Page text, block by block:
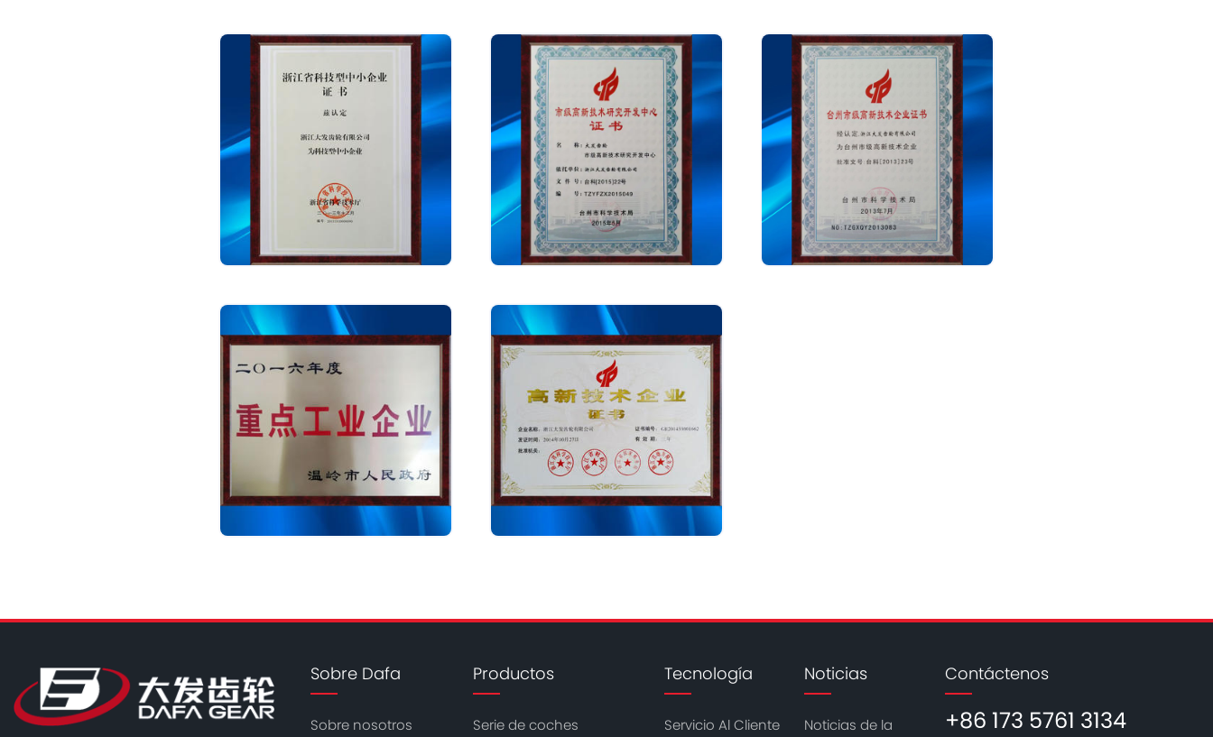
Sobre Dafa
Sobre nosotros
Productos
Serie de coches
Tecnología
Servicio Al Cliente
Noticias
Noticias de la
Contáctenos
+86 173 5761 3134